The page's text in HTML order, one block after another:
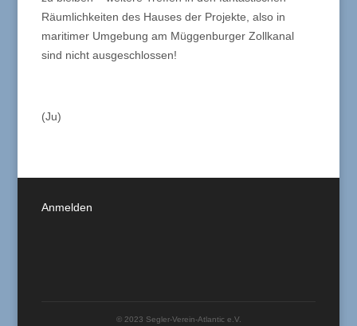
Räumlichkeiten des Hauses der Projekte, also in
maritimer Umgebung am Müggenburger Zollkanal
sind nicht ausgeschlossen!
(Ju)
Anmelden
© 2023 Segler-Verein-Atlantic e.V.